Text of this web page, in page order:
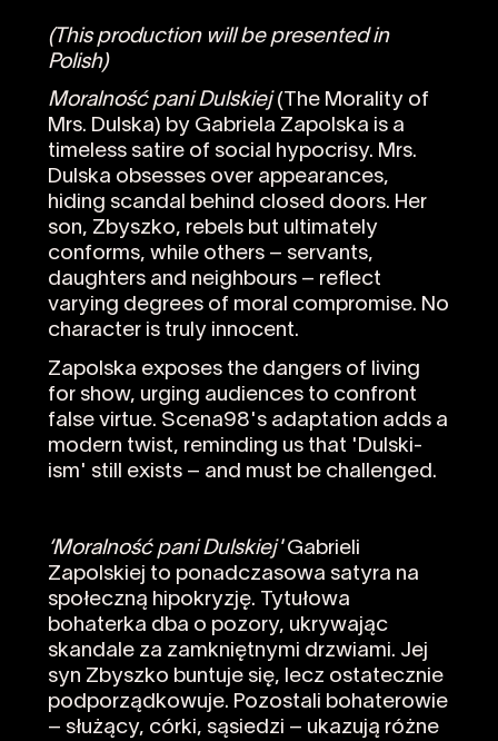
(This production will be presented in
Polish)
Moralność pani Dulskiej(The Morality of
Mrs. Dulska) by Gabriela Zapolska is a
timeless satire of social hypocrisy. Mrs.
Dulska obsesses over appearances,
hiding scandal behind closed doors. Her
son, Zbyszko, rebels but ultimately
conforms, while others – servants,
daughters and neighbours – reflect
varying degrees of moral compromise. No
character is truly innocent.
Zapolska exposes the dangers of living
for show, urging audiences to confront
false virtue. Scena98's adaptation adds a
modern twist, reminding us that 'Dulski-
ism' still exists – and must be challenged.
‘Moralność pani Dulskiej'Gabrieli
Zapolskiej to ponadczasowa satyra na
społeczną hipokryzję. Tytułowa
bohaterka dba o pozory, ukrywając
skandale za zamkniętnymi drzwiami. Jej
syn Zbyszko buntuje się, lecz ostatecznie
podporządkowuje. Pozostali bohaterowie
– służący, córki, sąsiedzi – ukazują różne